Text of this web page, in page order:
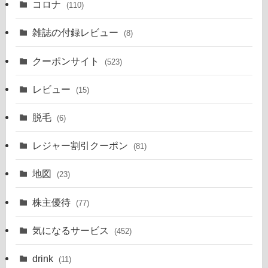
コロナ (110)
雑誌の付録レビュー (8)
クーポンサイト (523)
レビュー (15)
脱毛 (6)
レジャー割引クーポン (81)
地図 (23)
株主優待 (77)
気になるサービス (452)
drink (11)